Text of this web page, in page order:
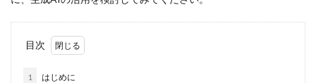
目次
1 はじめに